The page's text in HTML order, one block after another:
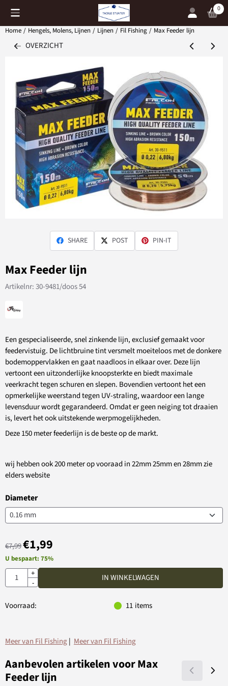
Cookievoorkeuren zijn momenteel gesloten. 0
Home / Hengels, Molens, Lijnen / Lijnen / Fil Fishing / Max Feeder lijn
OVERZICHT
SHARE POST PIN-IT
Max Feeder lijn
Artikelnr:30-9481/doos 54
Een gespecialiseerde, snel zinkende lijn, exclusief gemaakt voor
feedervistuig. De lichtbruine tint versmelt moeiteloos met de donkere
bodemoppervlakken en gaat naadloos in elkaar over. Deze lijn
vertoont een uitzonderlijke knoopsterkte en biedt maximale
veerkracht tegen schuren en slepen. Bovendien vertoont het een
opmerkelijke weerstand tegen UV-straling, waardoor een lange
levensduur wordt gegarandeerd. Omdat er geen neiging tot draaien
is, levert het ook uitstekende werpmogelijkheden.
Deze 150 meter feederlijn is de beste op de markt.
wij hebben ook 200 meter op vooraad in 22mm 25mm en 28mm zie
elders website
Diameter
€7,99€1,99
U bespaart: 75%
Aantal
+
-
IN WINKELWAGEN
Voorraad: 11 items
Meer van Fil Fishing| Meer van Fil Fishing
Aanbevolen artikelen voorMax
Feeder lijn